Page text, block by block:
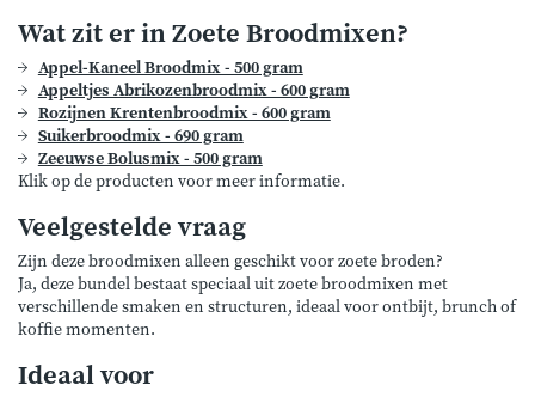
Wat zit er in Zoete Broodmixen?
Appel-Kaneel Broodmix - 500 gram
Appeltjes Abrikozenbroodmix - 600 gram
Rozijnen Krentenbroodmix - 600 gram
Suikerbroodmix - 690 gram
Zeeuwse Bolusmix - 500 gram
Klik op de producten voor meer informatie.
Veelgestelde vraag
Zijn deze broodmixen alleen geschikt voor zoete broden?
Ja, deze bundel bestaat speciaal uit zoete broodmixen met
verschillende smaken en structuren, ideaal voor ontbijt, brunch of
koffie momenten.
Ideaal voor